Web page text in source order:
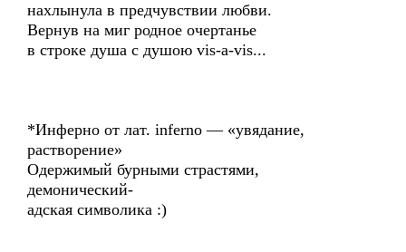
нахлынула в предчувствии любви.
Вернув на миг родное очертанье
в строке душа с душою vis-а-vis...
*Инферно от лат. inferno — «увядание,
растворение»
Одержимый бурными страстями,
демонический-
адская символика :)